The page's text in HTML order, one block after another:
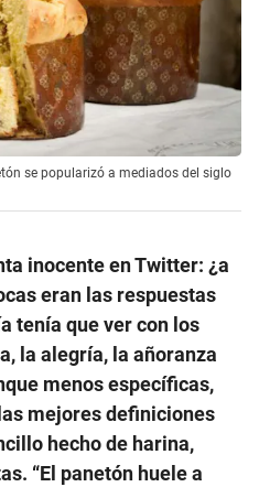
se popularizó a mediados del siglo
inocente en Twitter: ¿a
eran las respuestas
tenía que ver con los
la alegría, la añoranza
menos específicas,
mejores definiciones
hecho de harina,
“El panetón huele a